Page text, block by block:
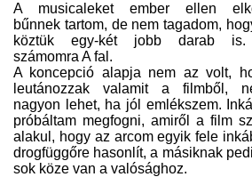
A musicaleket ember ellen
bűnnek tartom, de nem tagadom,
köztük egy-két jobb darab is.
számomra A fal.
A koncepció alapja nem az volt,
leutánozzak valamit a filmből,
nagyon lehet, ha jól emlékszem.
próbáltam megfogni, amiről a film
alakul, hogy az arcom egyik fele
drogfüggőre hasonlít, a másiknak
sok köze van a valósághoz.